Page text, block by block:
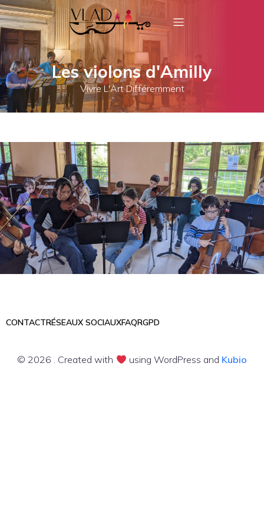
Les violons d'Amilly
Vivre L'Art Différemment
CONTACTRÉSEAUX SOCIAUXFAQRGPD
© 2026 . Created with using WordPress and Kubio